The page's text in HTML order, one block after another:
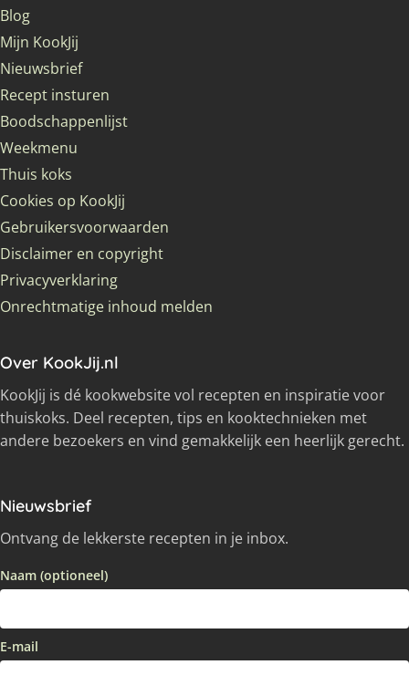
Blog
Mijn KookJij
Nieuwsbrief
Recept insturen
Boodschappenlijst
Weekmenu
Thuis koks
Cookies op KookJij
Gebruikersvoorwaarden
Disclaimer en copyright
Privacyverklaring
Onrechtmatige inhoud melden
Over KookJij.nl
KookJij is dé kookwebsite vol recepten en inspiratie voor
thuiskoks. Deel recepten, tips en kooktechnieken met
andere bezoekers en vind gemakkelijk een heerlijk gerecht.
Nieuwsbrief
Ontvang de lekkerste recepten in je inbox.
Naam (optioneel)
E-mail